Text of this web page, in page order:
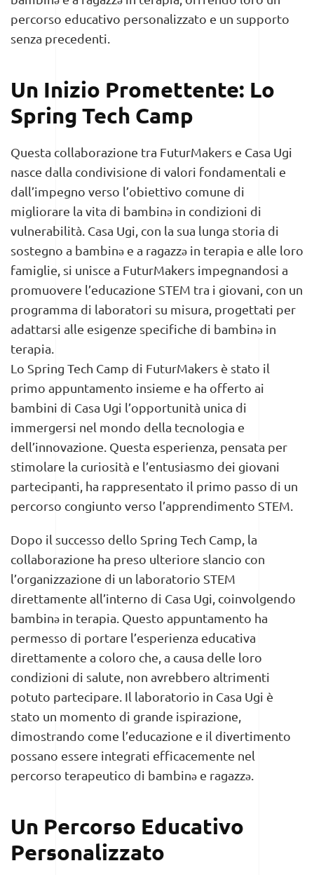
percorso educativo personalizzato e un supporto
senza precedenti.
Un Inizio Promettente: Lo
Spring Tech Camp
Questa collaborazione tra FuturMakers e Casa Ugi
nasce dalla condivisione di valori fondamentali e
dall’impegno verso l’obiettivo comune di
migliorare la vita di bambinə in condizioni di
vulnerabilità. Casa Ugi, con la sua lunga storia di
sostegno a bambinə e a ragazzə in terapia e alle loro
famiglie, si unisce a FuturMakers impegnandosi a
promuovere l’educazione STEM tra i giovani, con un
programma di laboratori su misura, progettati per
adattarsi alle esigenze specifiche di bambinə in
terapia.
Lo Spring Tech Camp di FuturMakers è stato il
primo appuntamento insieme e ha offerto ai
bambini di Casa Ugi l’opportunità unica di
immergersi nel mondo della tecnologia e
dell’innovazione. Questa esperienza, pensata per
stimolare la curiosità e l’entusiasmo dei giovani
partecipanti, ha rappresentato il primo passo di un
percorso congiunto verso l’apprendimento STEM.
Dopo il successo dello Spring Tech Camp, la
collaborazione ha preso ulteriore slancio con
l’organizzazione di un laboratorio STEM
direttamente all’interno di Casa Ugi, coinvolgendo
bambinə in terapia. Questo appuntamento ha
permesso di portare l’esperienza educativa
direttamente a coloro che, a causa delle loro
condizioni di salute, non avrebbero altrimenti
potuto partecipare. Il laboratorio in Casa Ugi è
stato un momento di grande ispirazione,
dimostrando come l’educazione e il divertimento
possano essere integrati efficacemente nel
percorso terapeutico di bambinə e ragazzə.
Un Percorso Educativo
Personalizzato